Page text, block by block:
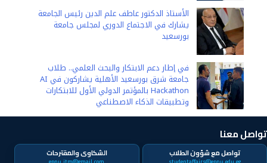
الأستاذ الدكتور عاطف علم الدين رئيس الجامعة
يشارك في الاجتماع الدوري لمجلس جامعة
بورسعيد
في إطار دعم الابتكار والبحث العلمي.. طلاب
جامعة شرق بورسعيد الأهلية يشاركون في AI
Hackathon بالمؤتمر الدولي الأول للابتكارات
وتطبيقات الذكاء الاصطناعي
تواصل معنا
تواصل مع شؤون الطلاب الشكاوى والمقترحات